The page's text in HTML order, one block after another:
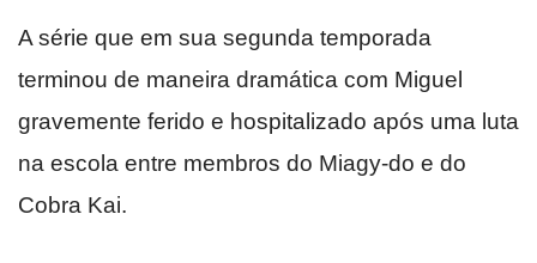
A série que em sua segunda temporada
terminou de maneira dramática com Miguel
gravemente ferido e hospitalizado após uma luta
na escola entre membros do Miagy-do e do
Cobra Kai.